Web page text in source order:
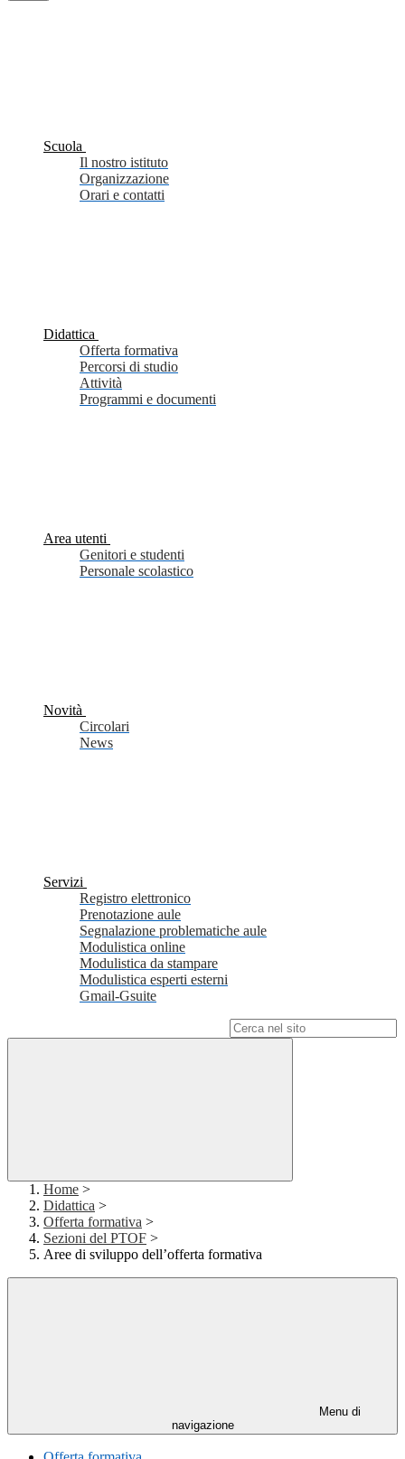
Scuola
Il nostro istituto
Organizzazione
Orari e contatti
Didattica
Offerta formativa
Percorsi di studio
Attività
Programmi e documenti
Area utenti
Genitori e studenti
Personale scolastico
Novità
Circolari
News
Servizi
Registro elettronico
Prenotazione aule
Segnalazione problematiche aule
Modulistica online
Modulistica da stampare
Modulistica esperti esterni
Gmail-Gsuite
Home >
Didattica >
Offerta formativa >
Sezioni del PTOF >
Aree di sviluppo dell’offerta formativa
Menu di
navigazione